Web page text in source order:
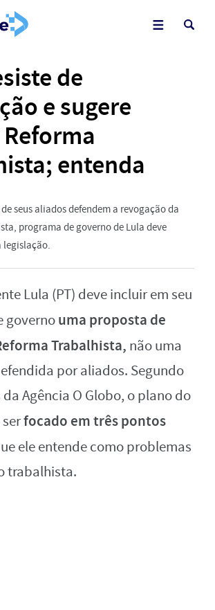
de
e sugere
entenda
seus aliados defendem a revogação da
programa de governo de Lula deve
legislação.
Lula (PT) deve incluir em seu
governouma proposta de
Trabalhista, não uma
por aliados. Segundo
Agência O Globo, o plano do
focado em três pontos
ele entende como problemas
trabalhista.